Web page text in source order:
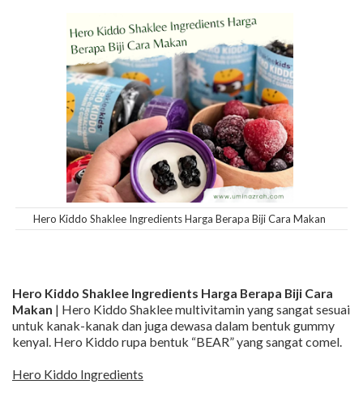
Hero Kiddo Shaklee Ingredients Harga Berapa Biji Cara Makan
Hero Kiddo Shaklee Ingredients Harga Berapa Biji Cara
Makan | Hero Kiddo Shaklee multivitamin yang sangat sesuai
untuk kanak-kanak dan juga dewasa dalam bentuk gummy
kenyal. Hero Kiddo rupa bentuk “BEAR” yang sangat comel.
Hero Kiddo Ingredients